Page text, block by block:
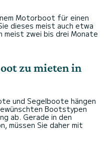
Motorboot für einen
dieses meist auch etwa
zwei bis drei Monate
zu mieten in
und Segelboote hängen
Bootstypen
ab. Gerade in den
müssen Sie daher mit